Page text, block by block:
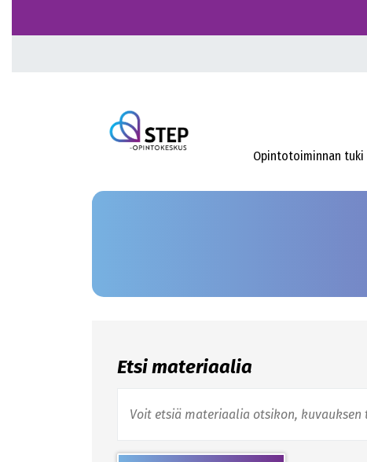
Opintotoiminnan tuki
Etsi materiaalia